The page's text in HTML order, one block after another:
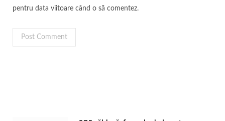
pentru data viitoare când o să comentez.